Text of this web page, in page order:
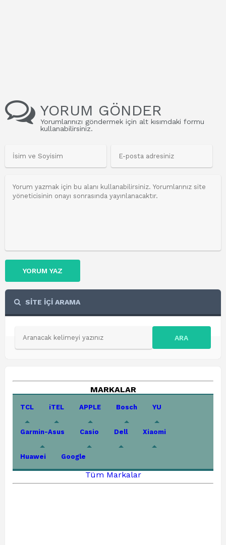
YORUM GÖNDER
Yorumlarınızı göndermek için alt kısımdaki formu
kullanabilirsiniz.
YORUM YAZ
SİTE İÇİ ARAMA
ARA
MARKALAR
TCL iTEL APPLE Bosch YU
Garmin-Asus Casio Dell Xiaomi
Huawei Google
Tüm Markalar